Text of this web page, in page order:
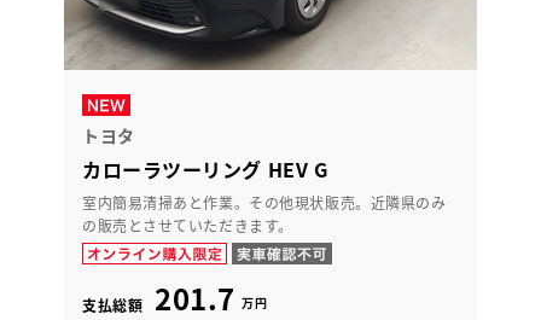
トヨタ
カローラツーリング HEV G
室内簡易清掃あと作業。その他現状販売。近隣県のみ
の販売とさせていただきます。
支払総額 201.7 万円